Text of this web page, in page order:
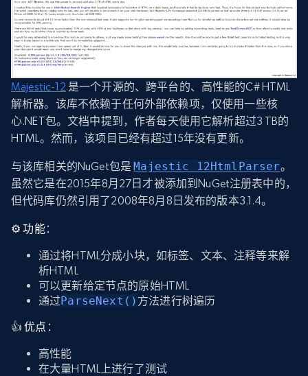
Majestic-12 是一个开源的、跨平台的、高性能的C# HTML
解析器。该库不依赖于任何外部依赖项，仅使用一些核
心.NET包。文档中提到，作者每天使用它解析超过3 TB的
HTML。然而，该项目已经有超过15年没有更新。
与该库相关的NuGet包是Majestic 12HtmlParser。
虽然它是在2015年8月27日才被添加到NuGet注册表中的，
但代码库仍然引用了2008年8月8日发布的版本3.1.4。
⚙️ 功能：
通过将HTML分成小块，如标签、文本、注释等来解
析HTML
可以更新给定节点的原始HTML
通过ParseNext() 方法进行树遍历
👍优点 ：
高性能
在大量HTML上进行了测试